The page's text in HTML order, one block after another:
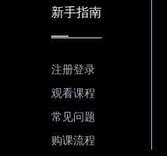
新手指南
注册登录
观看课程
常见问题
购课流程